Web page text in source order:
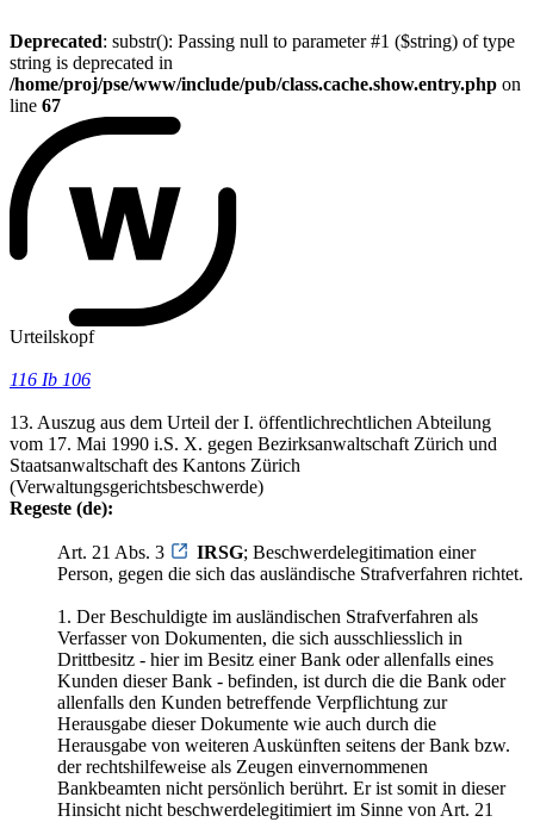
Deprecated: substr(): Passing null to parameter #1 ($string) of type
string is deprecated in
/home/proj/pse/www/include/pub/class.cache.show.entry.php on
line 67
Urteilskopf
116 Ib 106
13. Auszug aus dem Urteil der I. öffentlichrechtlichen Abteilung
vom 17. Mai 1990 i.S. X. gegen Bezirksanwaltschaft Zürich und
Staatsanwaltschaft des Kantons Zürich
(Verwaltungsgerichtsbeschwerde)
Regeste (de):
Art. 21 Abs. 3 IRSG; Beschwerdelegitimation einer
Person, gegen die sich das ausländische Strafverfahren richtet.
1. Der Beschuldigte im ausländischen Strafverfahren als
Verfasser von Dokumenten, die sich ausschliesslich in
Drittbesitz - hier im Besitz einer Bank oder allenfalls eines
Kunden dieser Bank - befinden, ist durch die die Bank oder
allenfalls den Kunden betreffende Verpflichtung zur
Herausgabe dieser Dokumente wie auch durch die
Herausgabe von weiteren Auskünften seitens der Bank bzw.
der rechtshilfeweise als Zeugen einvernommenen
Bankbeamten nicht persönlich berührt. Er ist somit in dieser
Hinsicht nicht beschwerdelegitimiert im Sinne von Art. 21